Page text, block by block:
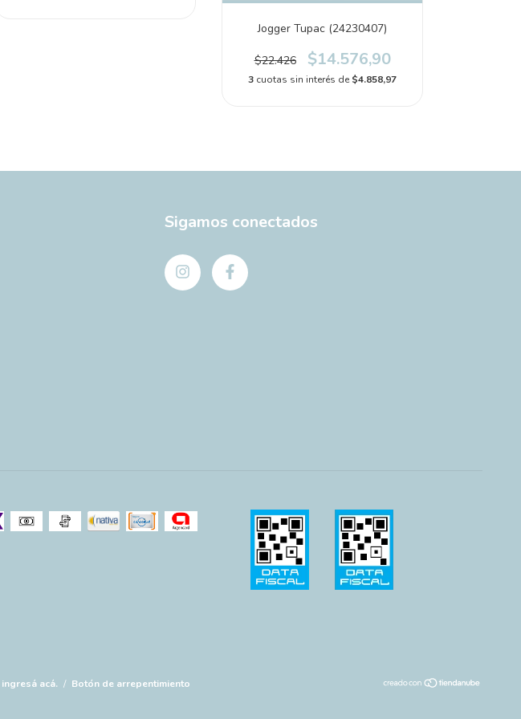
Jogger Tupac (24230407)
$22.426 $14.576,90
3 cuotas sin interés de $4.858,97
Sigamos conectados
ingresá acá. / Botón de arrepentimiento